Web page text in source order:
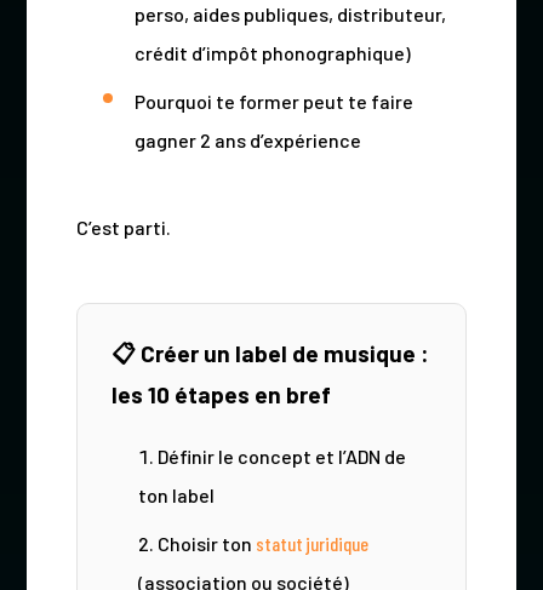
perso, aides publiques, distributeur,
crédit d’impôt phonographique)
Pourquoi te former peut te faire
gagner 2 ans d’expérience
C’est parti.
📋 Créer un label de musique :
les 10 étapes en bref
Définir le concept et l’ADN de
ton label
Choisir ton statut juridique
(association ou société)